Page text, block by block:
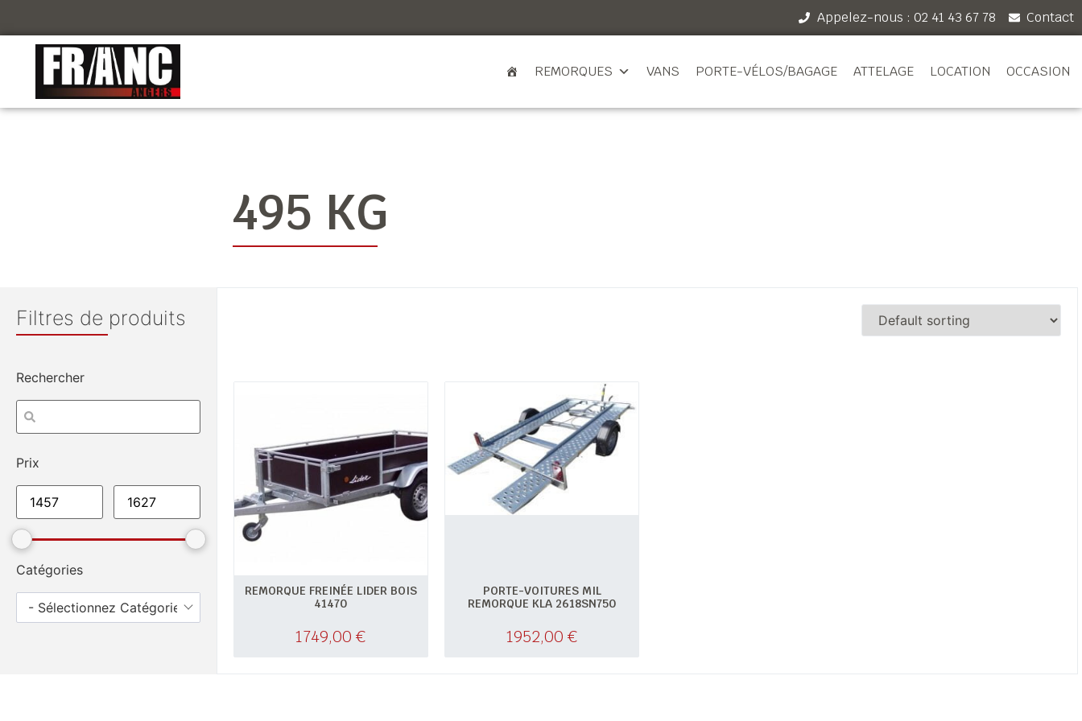
Appelez-nous : 02 41 43 67 78 Contact
REMORQUES VANS PORTE-VÉLOS/BAGAGE ATTELAGE LOCATION OCCASION
495 KG
Filtres de produits
Rechercher
Prix
Catégories
- Sélectionnez Catégories -
REMORQUE FREINÉE LIDER BOIS
41470
1749,00€
PORTE-VOITURES MIL
REMORQUE KLA 2618SN750
1952,00€